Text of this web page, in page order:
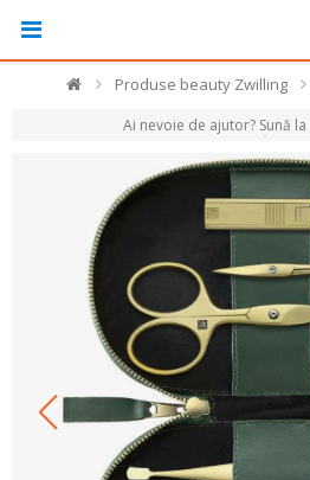
Produse beauty Zwilling
Ai nevoie de ajutor? Sună la